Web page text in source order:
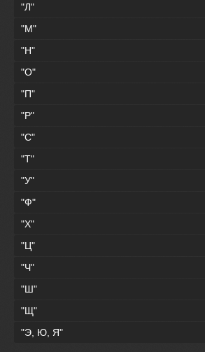
"Л"
"М"
"Н"
"О"
"П"
"Р"
"С"
"Т"
"У"
"Ф"
"Х"
"Ц"
"Ч"
"Ш"
"Щ"
"Э, Ю, Я"